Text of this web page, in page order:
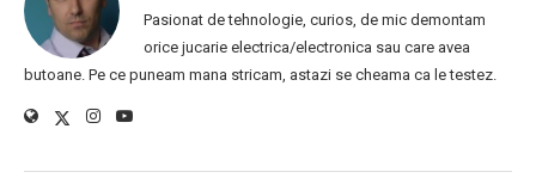
Pasionat de tehnologie, curios, de mic demontam
orice jucarie electrica/electronica sau care avea
butoane. Pe ce puneam mana stricam, astazi se cheama ca le testez.